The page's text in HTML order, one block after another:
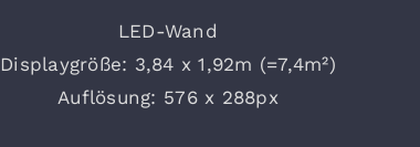
LED-Wand
Displaygröße: 3,84 x 1,92m (=7,4m²)
Auflösung: 576 x 288px